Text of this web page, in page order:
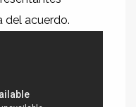
del acuerdo.